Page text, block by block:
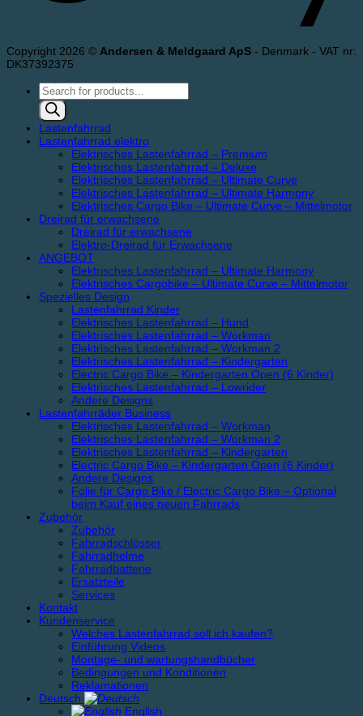
Copyright 2026 © Andersen & Meldgaard ApS - Denmark - VAT nr:
DK37392375
Products
search
Lastenfahrrad
Lastenfahrrad elektro
Elektrisches Lastenfahrrad – Premium
Elektrisches Lastenfahrrad – Deluxe
Elektrisches Lastenfahrrad – Ultimate Curve
Elektrisches Lastenfahrrad – Ultimate Harmony
Elektrisches Cargo Bike – Ultimate Curve – Mittelmotor
Dreirad für erwachsene
Dreirad für erwachsene
Elektro-Dreirad für Erwachsene
ANGEBOT
Elektrisches Lastenfahrrad – Ultimate Harmony
Elektrisches Cargobike – Ultimate Curve – Mittelmotor
Spezielles Design
Lastenfahrrad Kinder
Elektrisches Lastenfahrrad – Hund
Elektrisches Lastenfahrrad – Workman
Elektrisches Lastenfahrrad – Workman 2
Elektrisches Lastenfahrrad – Kindergarten
Electric Cargo Bike – Kindergarten Open (6 Kinder)
Elektrisches Lastenfahrrad – Lowrider
Andere Designs
Lastenfahrräder Business
Elektrisches Lastenfahrrad – Workman
Elektrisches Lastenfahrrad – Workman 2
Elektrisches Lastenfahrrad – Kindergarten
Electric Cargo Bike – Kindergarten Open (6 Kinder)
Andere Designs
Folie für Cargo Bike / Electric Cargo Bike – Optional
beim Kauf eines neuen Fahrrads
Zubehör
Zubehör
Fahrradschlösser
Fahrradhelme
Fahrradbatterie
Ersatzteile
Services
Kontakt
Kundenservice
Welches Lastenfahrrad soll ich kaufen?
Einführung Videos
Montage- und wartungshandbücher
Bedingungen und Konditionen
Reklamationen
Deutsch
English